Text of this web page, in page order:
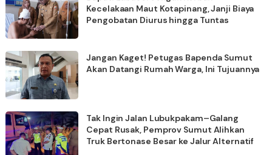
Kecelakaan Maut Kotapinang, Janji Biaya
Pengobatan Diurus hingga Tuntas
Jangan Kaget! Petugas Bapenda Sumut
Akan Datangi Rumah Warga, Ini Tujuannya
Tak Ingin Jalan Lubukpakam–Galang
Cepat Rusak, Pemprov Sumut Alihkan
Truk Bertonase Besar ke Jalur Alternatif